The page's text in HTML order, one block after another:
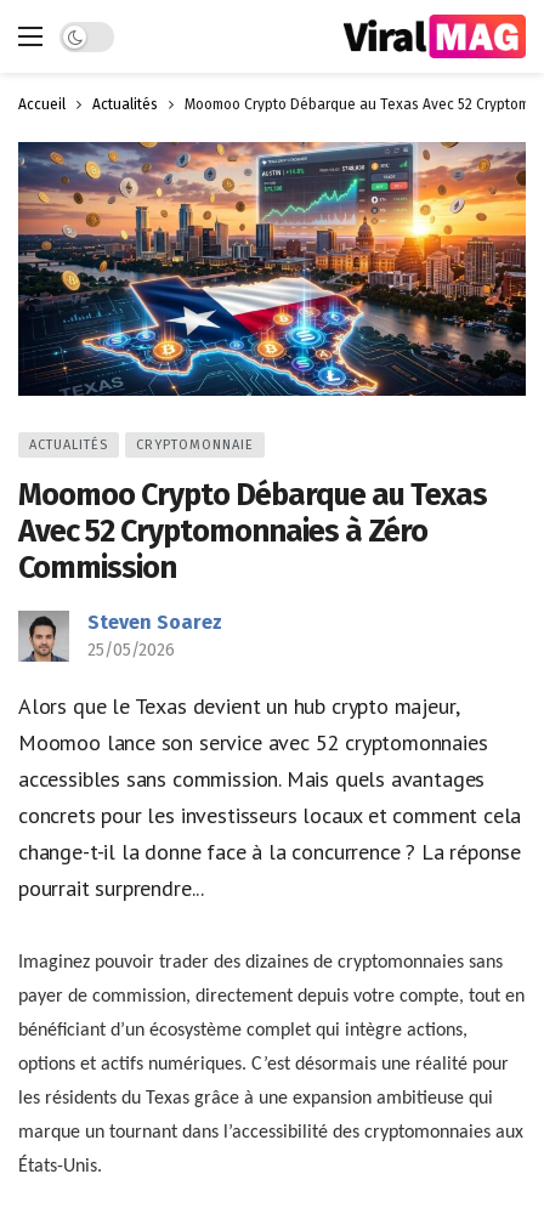
Dark mode
Accueil Actualités Moomoo Crypto Débarque au Texas Avec 52
ACTUALITÉS CRYPTOMONNAIE
Moomoo Crypto Débarque au Texas
Avec 52 Cryptomonnaies à Zéro
Commission
Steven Soarez
25/05/2026
Alors que le Texas devient un hub crypto majeur,
Moomoo lance son service avec 52 cryptomonnaies
accessibles sans commission. Mais quels avantages
concrets pour les investisseurs locaux et comment cela
change-t-il la donne face à la concurrence ? La réponse
pourrait surprendre...
Imaginez pouvoir trader des dizaines de cryptomonnaies sans
payer de commission, directement depuis votre compte, tout en
bénéficiant d’un écosystème complet qui intègre actions,
options et actifs numériques. C’est désormais une réalité pour
les résidents du Texas grâce à une expansion ambitieuse qui
marque un tournant dans l’accessibilité des cryptomonnaies aux
États-Unis.